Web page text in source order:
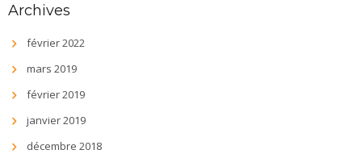
Archives
février 2022
mars 2019
février 2019
janvier 2019
décembre 2018